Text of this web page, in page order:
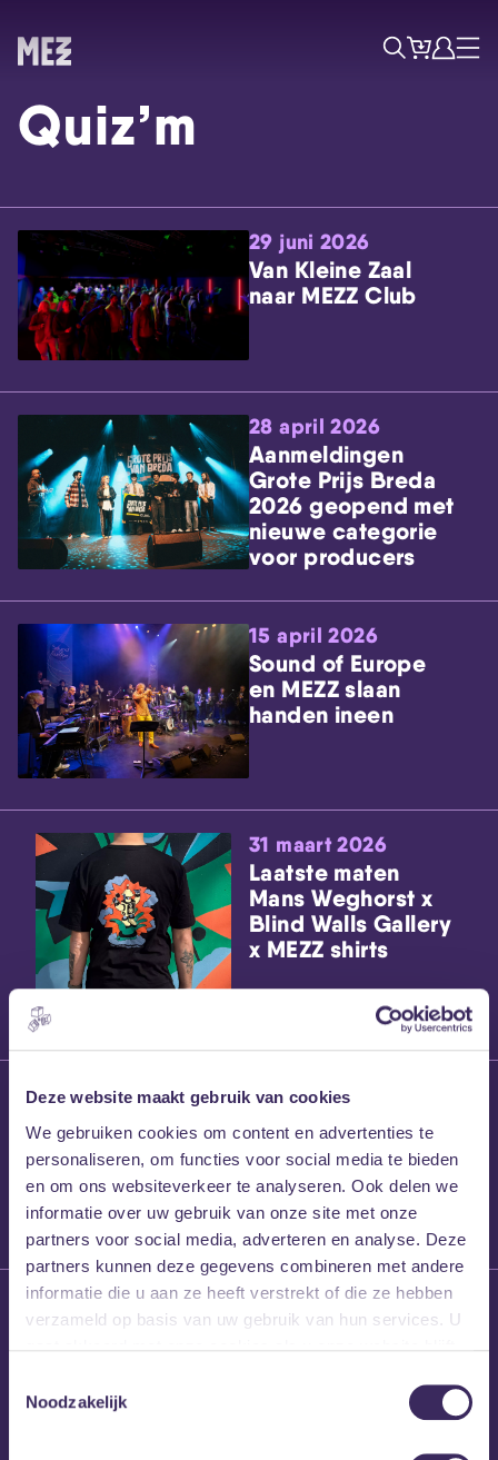
Deze website maakt gebruik van cookies
We gebruiken cookies om content en advertenties te
personaliseren, om functies voor social media te bieden
en om ons websiteverkeer te analyseren. Ook delen we
informatie over uw gebruik van onze site met onze
partners voor social media, adverteren en analyse. Deze
partners kunnen deze gegevens combineren met andere
informatie die u aan ze heeft verstrekt of die ze hebben
verzameld op basis van uw gebruik van hun services. U
Noodzakelijk
Skip navigatie
ZoekTicketsAccount
Menu
Quiz’m
29 juni 2026
Van Kleine Zaal
naar MEZZ Club
28 april 2026
Aanmeldingen
Grote Prijs Breda
2026 geopend met
nieuwe categorie
voor producers
15 april 2026
Sound of Europe
en MEZZ slaan
handen ineen
31 maart 2026
Laatste maten
Mans Weghorst x
Blind Walls Gallery
x MEZZ shirts
27 maart 2026
Willem’s Blog:
Frans Kalf
26 maart 2026
Willem’s Blog: High